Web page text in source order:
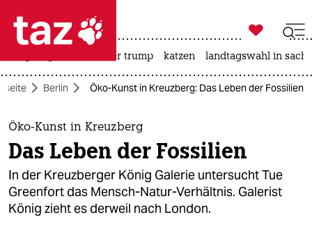
 taz zahl ich
taz zahl ich
themen
politik
öko
gesellschaft

taz zahl ich
usa unter trump katzen landtagswahl in
Berlin Öko-Kunst in Kreuzberg: Das Leben der Fossilien
Öko-Kunst in Kreuzberg
Das Leben der Fossilien
In der Kreuzberger König Galerie untersucht Tue
Greenfort das Mensch-Natur-Verhältnis. Galerist
König zieht es derweil nach London.